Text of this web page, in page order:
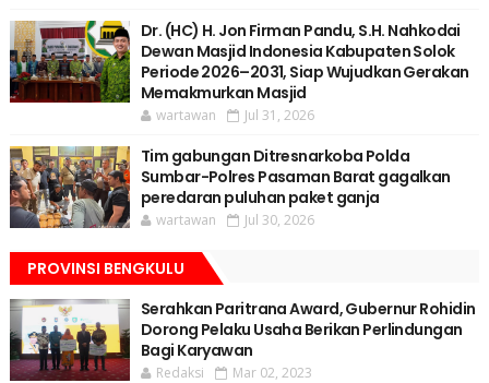
Dr. (HC) H. Jon Firman Pandu, S.H. Nahkodai
Dewan Masjid Indonesia Kabupaten Solok
Periode 2026–2031, Siap Wujudkan Gerakan
Memakmurkan Masjid
wartawan Jul 31, 2026
Tim gabungan Ditresnarkoba Polda
Sumbar-Polres Pasaman Barat gagalkan
peredaran puluhan paket ganja
wartawan Jul 30, 2026
PROVINSI BENGKULU
Serahkan Paritrana Award, Gubernur Rohidin
Dorong Pelaku Usaha Berikan Perlindungan
Bagi Karyawan
Redaksi Mar 02, 2023